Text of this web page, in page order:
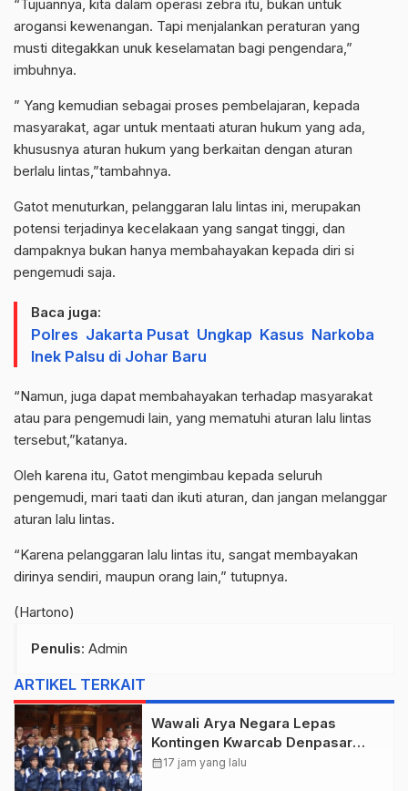
“Tujuannya, kita dalam operasi zebra itu, bukan untuk
arogansi kewenangan. Tapi menjalankan peraturan yang
musti ditegakkan unuk keselamatan bagi pengendara,”
imbuhnya.
” Yang kemudian sebagai proses pembelajaran, kepada
masyarakat, agar untuk mentaati aturan hukum yang ada,
khususnya aturan hukum yang berkaitan dengan aturan
berlalu lintas,”tambahnya.
Gatot menuturkan, pelanggaran lalu lintas ini, merupakan
potensi terjadinya kecelakaan yang sangat tinggi, dan
dampaknya bukan hanya membahayakan kepada diri si
pengemudi saja.
Baca juga:
Polres Jakarta Pusat Ungkap Kasus Narkoba
Inek Palsu di Johar Baru
“Namun, juga dapat membahayakan terhadap masyarakat
atau para pengemudi lain, yang mematuhi aturan lalu lintas
tersebut,”katanya.
Oleh karena itu, Gatot mengimbau kepada seluruh
pengemudi, mari taati dan ikuti aturan, dan jangan melanggar
aturan lalu lintas.
“Karena pelanggaran lalu lintas itu, sangat membayakan
dirinya sendiri, maupun orang lain,” tutupnya.
(Hartono)
Penulis: Admin
ARTIKEL TERKAIT
Wawali Arya Negara Lepas
Kontingen Kwarcab Denpasar
Menuju Jambore Nasional XII
calendar_month17 jam yang lalu